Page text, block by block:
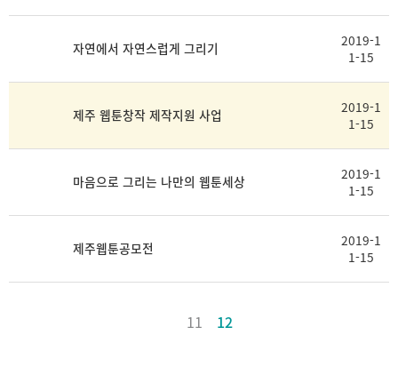
자연에서 자연스럽게 그리기
2019-1
1-15
제주 웹툰창작 제작지원 사업
2019-1
1-15
마음으로 그리는 나만의 웹툰세상
2019-1
1-15
제주웹툰공모전
2019-1
1-15
11 12